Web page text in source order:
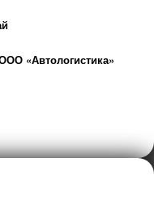
«Автологистика»